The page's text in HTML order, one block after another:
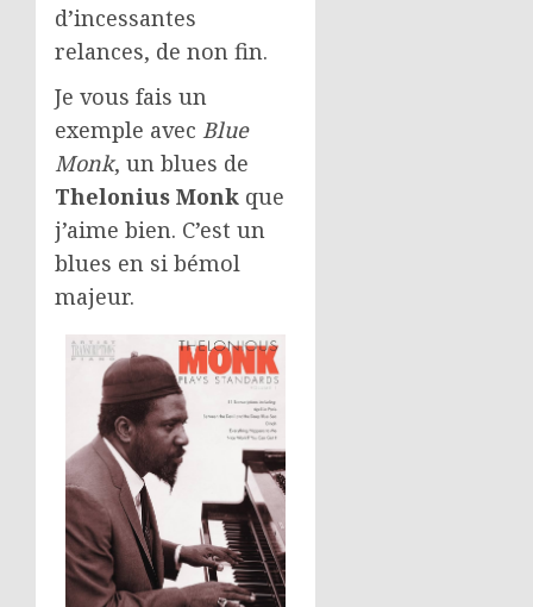
d’incessantes
relances, de non fin.
Je vous fais un
exemple avec Blue
Monk, un blues de
Thelonius Monk que
j’aime bien. C’est un
blues en si bémol
majeur.